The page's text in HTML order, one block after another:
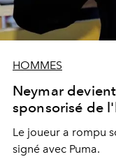
HOMMES
Neymar
sponsorisé de
Le joueur a rompu
signé avec Puma.